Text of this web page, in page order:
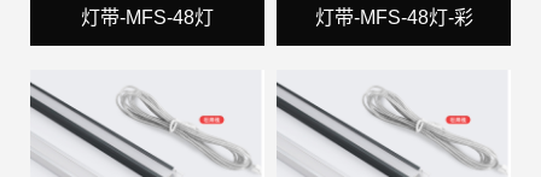
灯带-MFS-48灯 灯带-MFS-48灯-彩